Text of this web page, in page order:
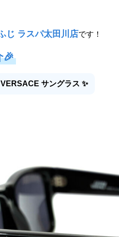
じ ラスパ太田川店です！
🎉
VERSACE サングラス ✨